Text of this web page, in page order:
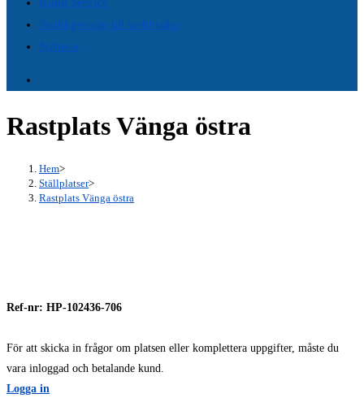
Snabbgenväg till webbsidor
Nyheter
Rastplats Vänga östra
Hem>
Ställplatser>
Rastplats Vänga östra
Ref-nr: HP-102436-706
För att skicka in frågor om platsen eller komplettera uppgifter, måste du
vara inloggad och betalande kund.
Logga in